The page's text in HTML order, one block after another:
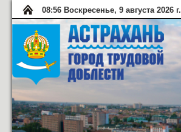
08:56 Воскресенье, 9 августа 2026 г.